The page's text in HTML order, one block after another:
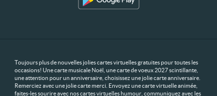
Toujours plus de nouvelles jolies cartes virtuelles gratuites pour toutes les
occasions! Une carte musicale Noël, une carte de voeux 2027 scintillante,
une attention pour un anniversaire, choisissez une jolie carte anniversaire.
Remerciez avec une jolie carte merci. Envoyez une carte virtuelle animée,
faites-les sourire avec nos cartes virtuelles humour, communiquez avec les